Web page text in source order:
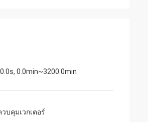
เสถียรของมันช่วยขจัดปัญหาการสะดุดบ่อย
0.0min~3200.0min
วบคุมเวกเตอร์